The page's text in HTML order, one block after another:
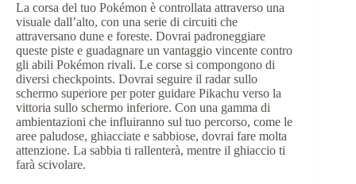
La corsa del tuo Pokémon è controllata attraverso una
visuale dall’alto, con una serie di circuiti che
attraversano dune e foreste. Dovrai padroneggiare
queste piste e guadagnare un vantaggio vincente contro
gli abili Pokémon rivali. Le corse si compongono di
diversi checkpoints. Dovrai seguire il radar sullo
schermo superiore per poter guidare Pikachu verso la
vittoria sullo schermo inferiore. Con una gamma di
ambientazioni che influiranno sul tuo percorso, come le
aree paludose, ghiacciate e sabbiose, dovrai fare molta
attenzione. La sabbia ti rallenterà, mentre il ghiaccio ti
farà scivolare.